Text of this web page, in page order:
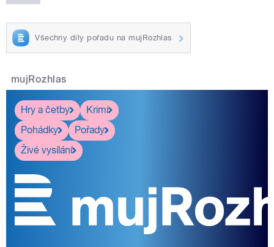
Všechny díly pořadu na mujRozhlas
mujRozhlas
Hry a četby
Krimi
Pohádky
Pořady
Živé vysílání